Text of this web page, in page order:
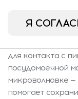
Отверстие в
для контакта с
посудомоечной
микроволновке —
помогает
Я